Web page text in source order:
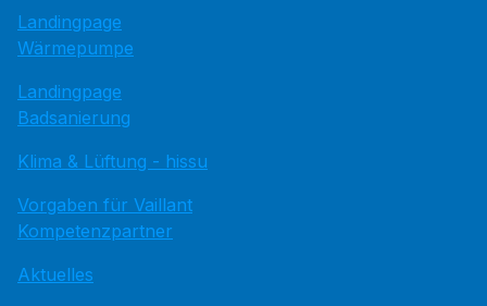
Landingpage
Wärmepumpe
Landingpage
Badsanierung
Klima & Lüftung - hissu
Vorgaben für Vaillant
Kompetenzpartner
Aktuelles